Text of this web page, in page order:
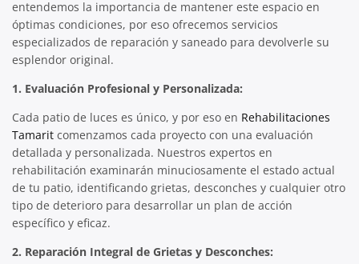
entendemos la importancia de mantener este espacio en
óptimas condiciones, por eso ofrecemos servicios
especializados de reparación y saneado para devolverle su
esplendor original.
1. Evaluación Profesional y Personalizada:
Cada patio de luces es único, y por eso en Rehabilitaciones
Tamarit comenzamos cada proyecto con una evaluación
detallada y personalizada. Nuestros expertos en
rehabilitación examinarán minuciosamente el estado actual
de tu patio, identificando grietas, desconches y cualquier otro
tipo de deterioro para desarrollar un plan de acción
específico y eficaz.
2. Reparación Integral de Grietas y Desconches: